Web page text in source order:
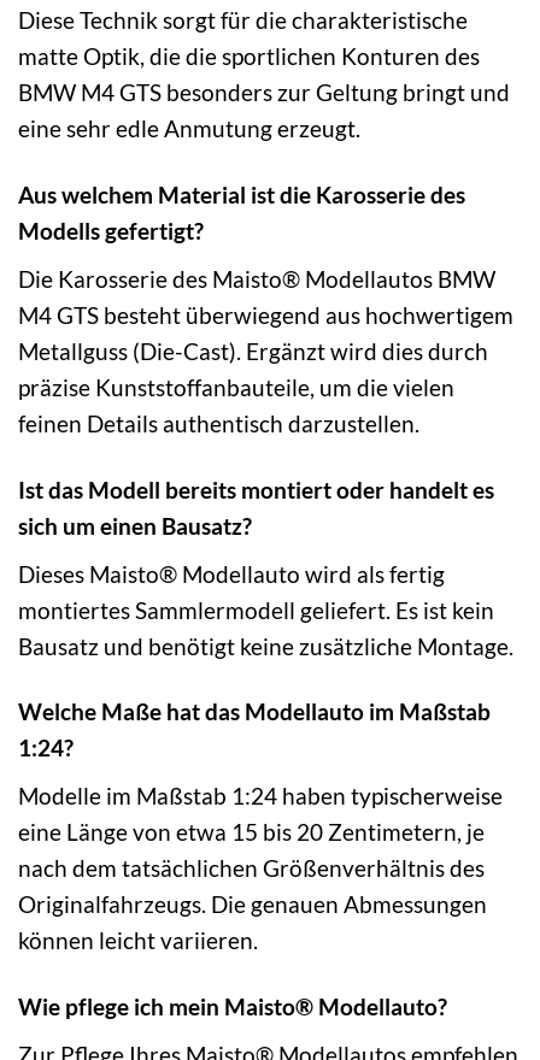
Diese Technik sorgt für die charakteristische
matte Optik, die die sportlichen Konturen des
BMW M4 GTS besonders zur Geltung bringt und
eine sehr edle Anmutung erzeugt.
Aus welchem Material ist die Karosserie des
Modells gefertigt?
Die Karosserie des Maisto® Modellautos BMW
M4 GTS besteht überwiegend aus hochwertigem
Metallguss (Die-Cast). Ergänzt wird dies durch
präzise Kunststoffanbauteile, um die vielen
feinen Details authentisch darzustellen.
Ist das Modell bereits montiert oder handelt es
sich um einen Bausatz?
Dieses Maisto® Modellauto wird als fertig
montiertes Sammlermodell geliefert. Es ist kein
Bausatz und benötigt keine zusätzliche Montage.
Welche Maße hat das Modellauto im Maßstab
1:24?
Modelle im Maßstab 1:24 haben typischerweise
eine Länge von etwa 15 bis 20 Zentimetern, je
nach dem tatsächlichen Größenverhältnis des
Originalfahrzeugs. Die genauen Abmessungen
können leicht variieren.
Wie pflege ich mein Maisto® Modellauto?
Zur Pflege Ihres Maisto® Modellautos empfehlen